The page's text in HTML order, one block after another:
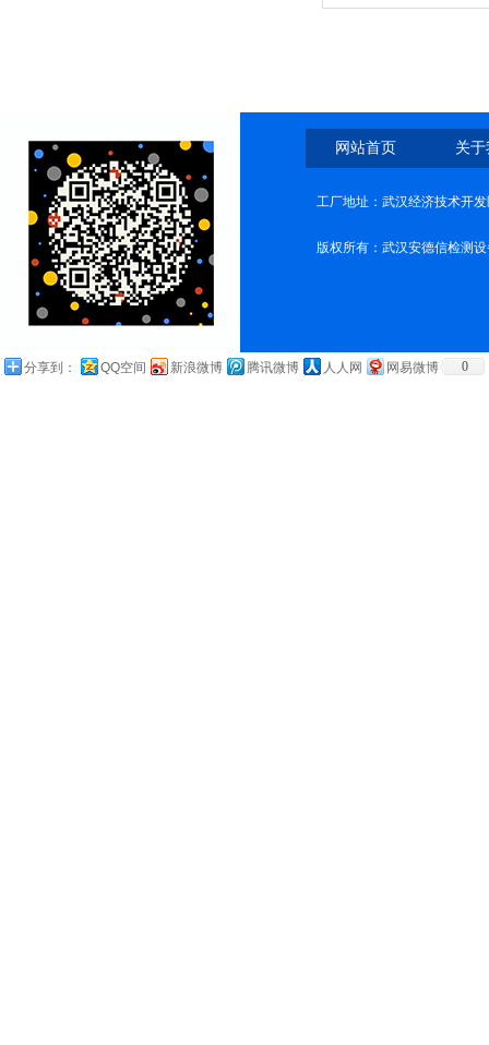
网站首页 关
工厂地址：武汉经济技术开
版权所有：武汉安德信检测
分享到： QQ空间 新浪微博 腾讯微博 人人网 网易微博 0